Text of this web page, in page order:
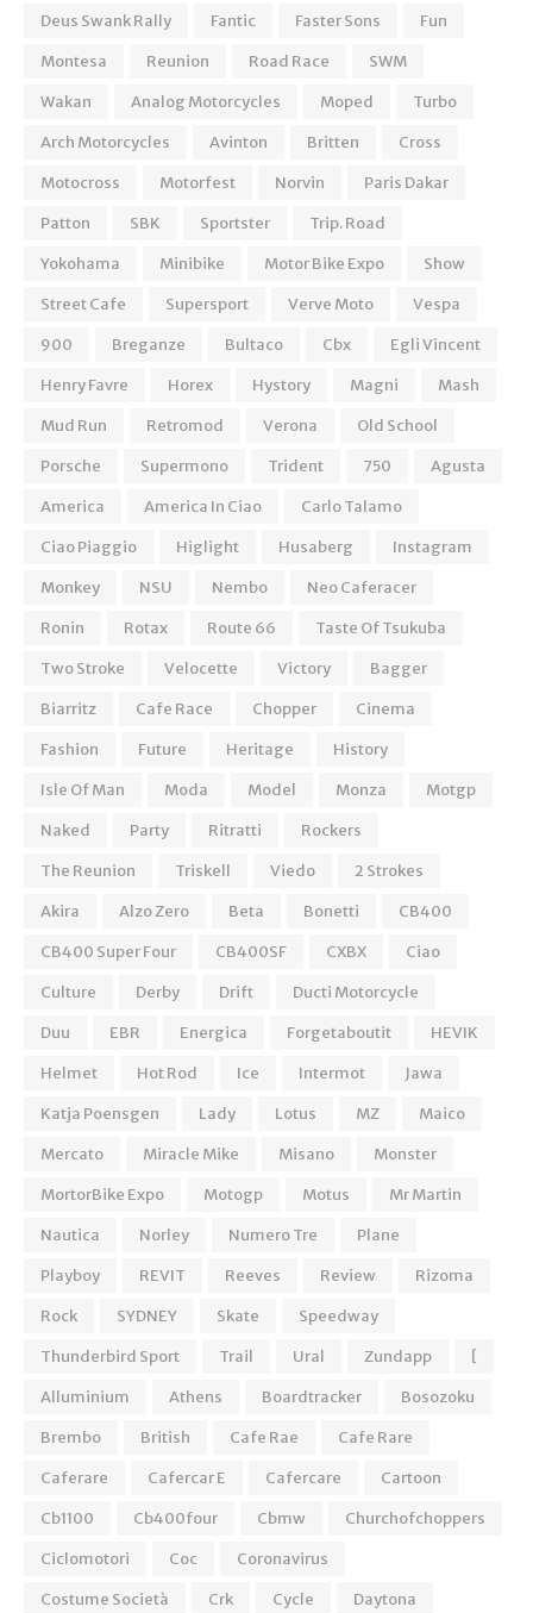
Deus Swank Rally Fantic Faster Sons
Fun
Montesa
Reunion Road Race
SWM
Wakan
Analog Motorcycles Moped
Turbo
Arch Motorcycles
Avinton Britten
Cross
Motocross
Motorfest Norvin
Paris Dakar
Patton
SBK Sportster
Trip. Road
Yokohama
Minibike Motor Bike Expo
Show
Street Cafe
Supersport Verve Moto
Vespa
900
Breganze Bultaco Cbx
Egli Vincent
Henry Favre
Horex Hystory Magni
Mash
Mud Run
Retromod Verona
Old School
Porsche
Supermono Trident 750
Agusta
America
America In Ciao
Carlo Talamo
Ciao Piaggio
Higlight Husaberg
Instagram
Monkey
NSU Nembo
Neo Caferacer
Ronin
Rotax Route 66
Taste Of Tsukuba
Two Stroke
Velocette Victory
Bagger
Biarritz
Cafe Race Chopper
Cinema
Fashion
Future Heritage
History
Isle Of Man
Moda Model Monza
Motgp
Naked
Party Ritratti
Rockers
The Reunion
Triskell Viedo
2 Strokes
Akira
Alzo Zero Beta Bonetti
CB400
CB400 Super Four
CB400SF CXBX
Ciao
Culture
Derby Drift
Ducti Motorcycle
Duu
EBR Energica Forgetaboutit
HEVIK
Helmet
Hot Rod Ice Intermot
Jawa
Katja Poensgen
Lady Lotus MZ
Maico
Mercato
Miracle Mike Misano
Monster
MortorBike Expo
Motogp Motus
Mr Martin
Nautica
Norley Numero Tre
Plane
Playboy
REVIT Reeves Review
Rizoma
Rock
SYDNEY Skate
Speedway
Thunderbird Sport
Trail Ural Zundapp
[
Alluminium
Athens Boardtracker
Bosozoku
Brembo
British Cafe Rae
Cafe Rare
Caferare
Cafercar E Cafercare
Cartoon
Cb1100
Cb400four Cbmw
Churchofchoppers
Ciclomotori
Coc
Coronavirus
Costume Società
Crk Cycle
Daytona